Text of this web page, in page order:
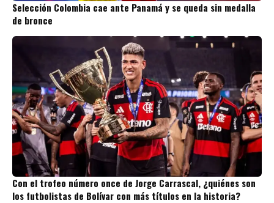
Selección Colombia cae ante Panamá y se queda sin medalla
de bronce
Con el trofeo número once de Jorge Carrascal, ¿quiénes son
los futbolistas de Bolívar con más títulos en la historia?